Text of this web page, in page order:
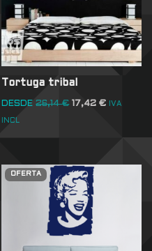
Tortuga tribal
DESDE 26,14€ 17,42€ IVA
INCL
OFERTA